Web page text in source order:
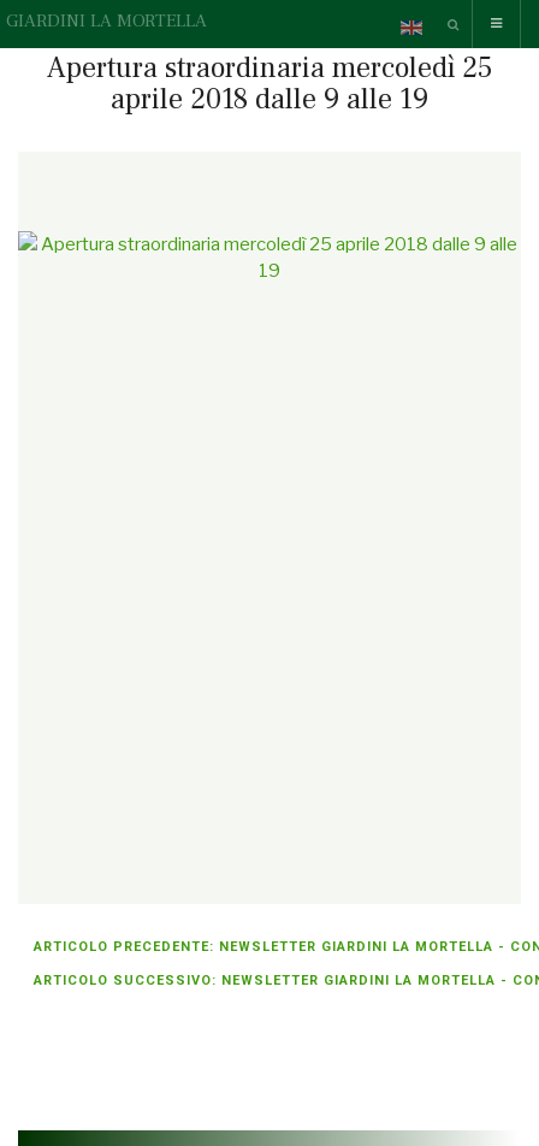
GIARDINI LA MORTELLA
Apertura straordinaria mercoledì 25
aprile 2018 dalle 9 alle 19
ARTICOLO PRECEDENTE: NEWSLETTER GIARDINI LA MORTELLA -
ARTICOLO SUCCESSIVO: NEWSLETTER GIARDINI LA MORTELLA -